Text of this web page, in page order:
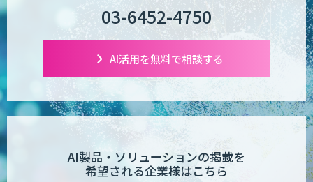
03-6452-4750
AI活用を無料で相談する
AI製品・ソリューションの掲載を
希望される企業様はこちら